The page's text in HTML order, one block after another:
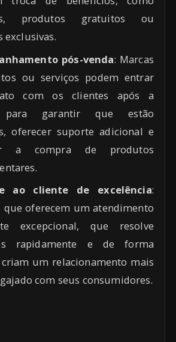
produtos gratuitos ou
exclusivas.
pós-venda: Marcas
ou serviços podem entrar
com os clientes após a
para garantir que estão
oferecer suporte adicional e
a compra de produtos
ao cliente de excelência:
que oferecem um atendimento
excepcional, que resolve
rapidamente e de forma
um relacionamento mais
com seus consumidores.